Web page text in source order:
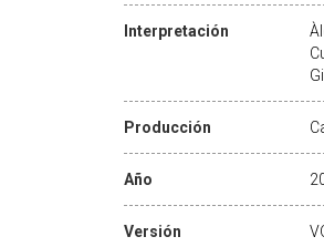
Interpretación
Producción
Año
Versión